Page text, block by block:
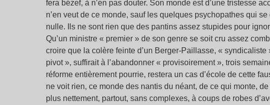
fera bézef, à n’en pas douter. Son monde est d’une tristesse
n’en veut de ce monde, sauf les quelques psychopathes qui
nulle. Ils ne sont rien que des pantins assez stupides pour
Qu’un ministre « premier » de son genre se soit cru assez
croire que la colère feinte d’un Berger-Paillasse, « syndicaliste
pivot », suffirait à l’abandonner « provisoirement », trois
réforme entièrement pourrie, restera un cas d’école de cette
ne voit rien, ce monde des nantis du néant, de ce qui monte,
plus nettement, partout, sans complexes, à coups de robes